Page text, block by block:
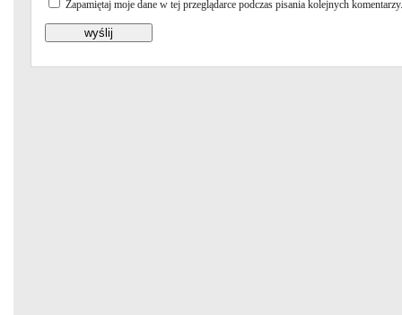
Zapamiętaj moje dane w tej przeglądarce podczas pisania kolejnych komentarzy.